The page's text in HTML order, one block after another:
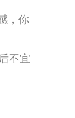
，你
不宜